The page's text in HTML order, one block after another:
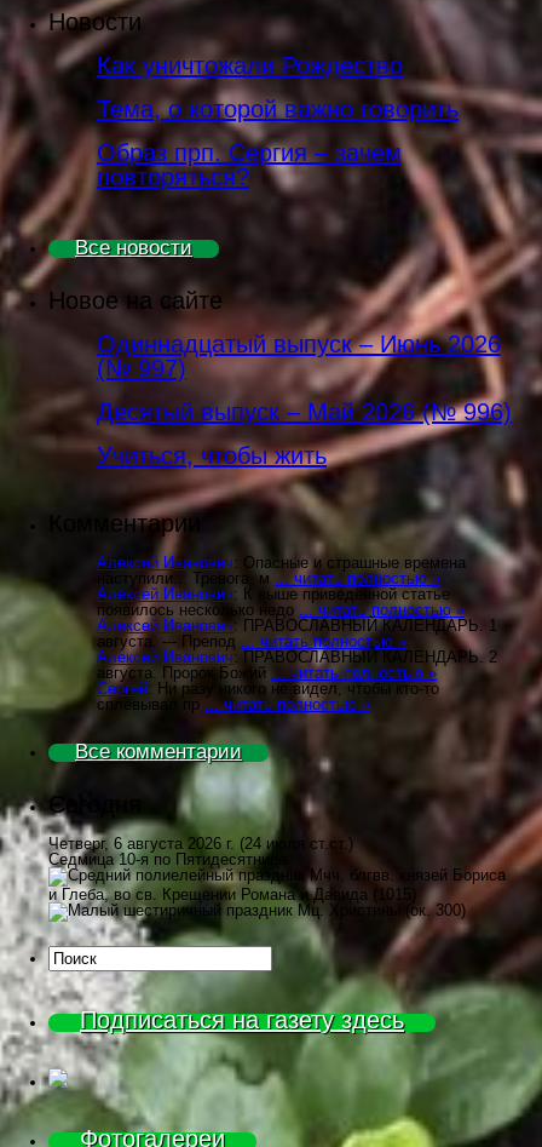
Новости
Как уничтожали Рождество
Тема, о которой важно говорить
Образ прп. Сергия – зачем
повторяться?
Все новости
Новое на сайте
Одиннадцатый выпуск – Июнь 2026
(№ 997)
Деcятый выпуск – Май 2026 (№ 996)
Учиться, чтобы жить
Комментарии
Алексей Иванович: Опасные и страшные времена
наступили... Тревога, м ... читать полностью »
Алексей Иванович: К выше приведённой статье
появилось несколько недо ... читать полностью »
Алексей Иванович: ПРАВОСЛАВНЫЙ КАЛЕНДАРЬ. 1
августа. --- Препод ... читать полностью »
Алексей Иванович: ПРАВОСЛАВНЫЙ КАЛЕНДАРЬ. 2
августа. Пророк Божий ... читать полностью »
Сергей: Ни разу никого не видел, чтобы кто-то
сплевывал пр ... читать полностью »
Все комментарии
Сегодня
Четверг, 6 августа 2026 г. (24 июля ст.ст.)
Седмица 10-я по Пятидесятнице
Мчч. блгвв. князей Бориса
и Глеба, во св. Крещении Романа и Давида (1015)
Мц. Христины (ок. 300)
Подписаться на газету здесь
Фотогалереи